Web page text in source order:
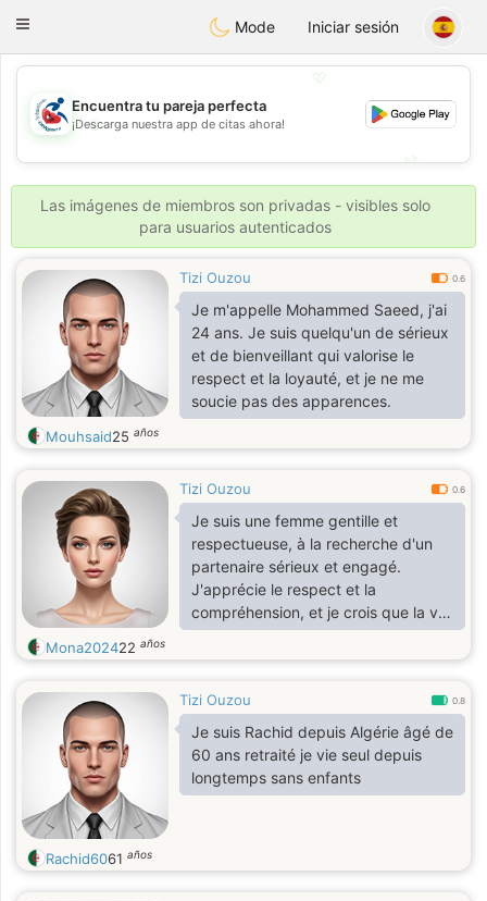
Handi Space
Toggle
Mode Iniciar sesión
💖
💕
Encuentra tu pareja perfecta
¡Descarga nuestra app de citas ahora!
Las imágenes de miembros son privadas - visibles solo
para usuarios autenticados
Tizi Ouzou 0.6
Je m'appelle Mohammed Saeed, j'ai
24 ans. Je suis quelqu'un de sérieux
et de bienveillant qui valorise le
respect et la loyauté, et je ne me
soucie pas des apparences.
Mouhsaid25 años
Tizi Ouzou 0.6
Je suis une femme gentille et
respectueuse, à la recherche d'un
partenaire sérieux et engagé.
J'apprécie le respect et la
compréhension, et je crois que la vie
conjugale est fondée sur l'affection
et la compassion. J'aime la famille et
valeurs et à la morale.
Mona202422 años
Tizi Ouzou 0.8
Je suis Rachid depuis Algérie âgé de
60 ans retraité je vie seul depuis
longtemps sans enfants
Rachid6061 años